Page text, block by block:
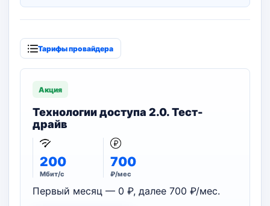
Тарифы провайдера
Акция
Технологии доступа 2.0. Тест-
драйв
200
Мбит/с
700
₽/мес
Первый месяц — 0 ₽, далее 700 ₽/мес.